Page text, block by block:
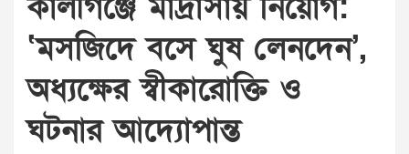
‘মসজিদে বসে ঘুষ লেনদেন’,
অধ্যক্ষের স্বীকারোক্তি ও
ঘটনার আদ্যোপান্ত